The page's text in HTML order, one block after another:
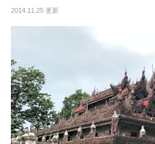
2014.11.25 更新